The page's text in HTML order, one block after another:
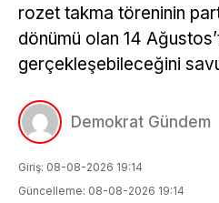
rozet takma töreninin
dönümü olan 14
gerçekleşebileceğini
Demokrat Gündem
Giriş: 08-08-2026 19:14
Güncelleme: 08-08-2026 19:14